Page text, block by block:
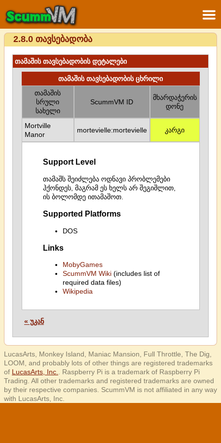
2.8.0 თავსებადობა
თამაშის თავსებადობის დეტალები
თამაშის თავსებადობის ცხრილი
თამაშის
სრული
სახელი
ScummVM ID
მხარდაჭერის
დონე
Mortville
Manor
mortevielle:mortevielle კარგი
Support Level
თამაშს შეიძლება ოდნავი პრობლემები
ჰქონდეს, მაგრამ ეს ხელს არ შეგიშლით,
ის ბოლომდე ითამაშოთ.
Supported Platforms
DOS
Links
MobyGames
ScummVM Wiki(includes list of
required data files)
Wikipedia
« უკან
LucasArts, Monkey Island, Maniac Mansion, Full Throttle, The Dig,
LOOM, and probably lots of other things are registered trademarks
of LucasArts, Inc.
. Raspberry Pi is a trademark of Raspberry Pi
Trading. All other trademarks and registered trademarks are owned
by their respective companies. ScummVM is not affiliated in any way
with LucasArts, Inc.